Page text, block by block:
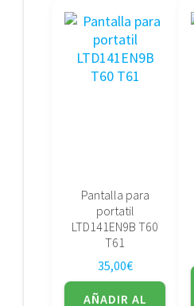
Pantalla para
portatil
LTD141EN9B T60
T61
35,00€
AÑADIR AL